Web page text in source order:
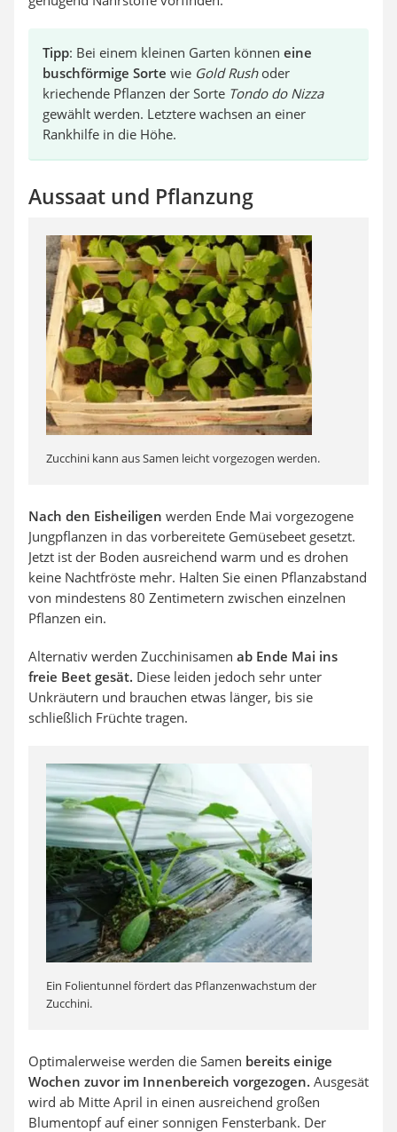
Tipp: Bei einem kleinen Garten können eine
buschförmige Sorte wie Gold Rushoder
kriechende Pflanzen der Sorte Tondo do Nizza
gewählt werden. Letztere wachsen an einer
Rankhilfe in die Höhe.
Aussaat und Pflanzung
Zucchini kann aus Samen leicht vorgezogen werden.
Nach den Eisheiligen werden Ende Mai vorgezogene
Jungpflanzen in das vorbereitete Gemüsebeet gesetzt.
Jetzt ist der Boden ausreichend warm und es drohen
keine Nachtfröste mehr. Halten Sie einen Pflanzabstand
von mindestens 80 Zentimetern zwischen einzelnen
Pflanzen ein.
Alternativ werden Zucchinisamen ab Ende Mai ins
freie Beet gesät. Diese leiden jedoch sehr unter
Unkräutern und brauchen etwas länger, bis sie
schließlich Früchte tragen.
Ein Folientunnel fördert das Pflanzenwachstum der
Zucchini.
Optimalerweise werden die Samen bereits einige
Wochen zuvor im Innenbereich vorgezogen. Ausgesät
wird ab Mitte April in einen ausreichend großen
Blumentopf auf einer sonnigen Fensterbank. Der